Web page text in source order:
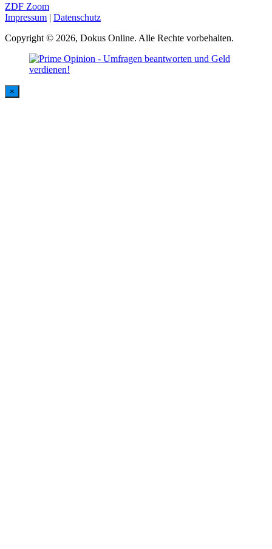
ZDF Zoom
Impressum | Datenschutz
Copyright © 2026, Dokus Online. Alle Rechte vorbehalten.
×